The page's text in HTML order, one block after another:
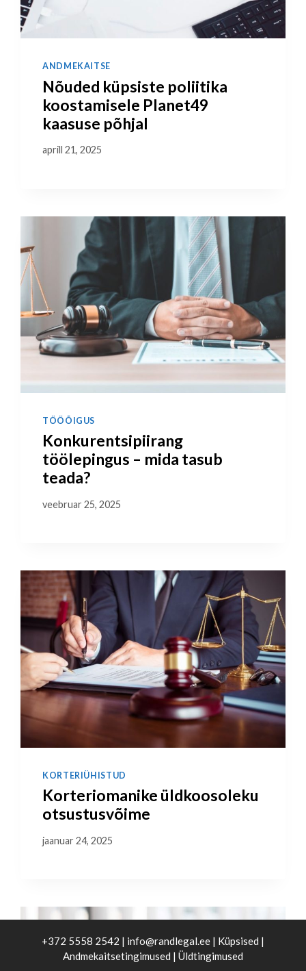
ANDMEKAITSE
Nõuded küpsiste poliitika
koostamisele Planet49
kaasuse põhjal
aprill 21, 2025
TÖÖÕIGUS
Konkurentsipiirang
töölepingus – mida tasub
teada?
veebruar 25, 2025
KORTERIÜHISTUD
Korteriomanike üldkoosoleku
otsustusvõime
jaanuar 24, 2025
+372 5558 2542 | info@randlegal.ee | Küpsised |
Andmekaitsetingimused | Üldtingimused